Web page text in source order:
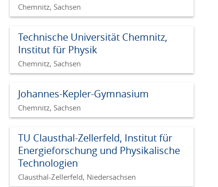
Chemnitz, Sachsen
Technische Universität Chemnitz,
Institut für Physik
Chemnitz, Sachsen
Johannes-Kepler-Gymnasium
Chemnitz, Sachsen
TU Clausthal-Zellerfeld, Institut für
Energieforschung und Physikalische
Technologien
Clausthal-Zellerfeld, Niedersachsen